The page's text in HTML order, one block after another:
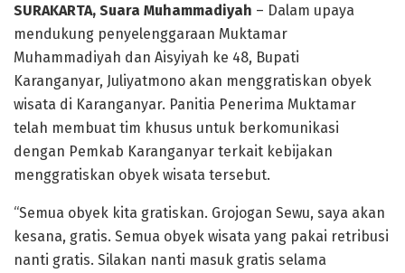
SURAKARTA, Suara Muhammadiyah – Dalam upaya
mendukung penyelenggaraan Muktamar
Muhammadiyah dan Aisyiyah ke 48, Bupati
Karanganyar, Juliyatmono akan menggratiskan obyek
wisata di Karanganyar. Panitia Penerima Muktamar
telah membuat tim khusus untuk berkomunikasi
dengan Pemkab Karanganyar terkait kebijakan
menggratiskan obyek wisata tersebut.
“Semua obyek kita gratiskan. Grojogan Sewu, saya akan
kesana, gratis. Semua obyek wisata yang pakai retribusi
nanti gratis. Silakan nanti masuk gratis selama